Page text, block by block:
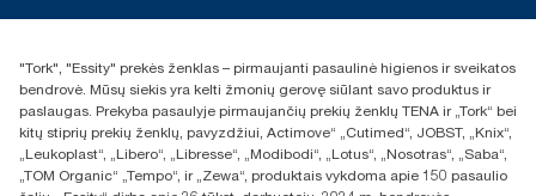
+370 5 268 3455
UAB Essity Lithuania
Naugarduko g. 98
LT-03160 Vilnius, Lietuva
"Tork", "Essity" prekės ženklas – pirmaujanti pasaulinė higienos ir sveikatos
bendrovė. Mūsų siekis yra kelti žmonių gerovę siūlant savo produktus ir
paslaugas. Prekyba pasaulyje pirmaujančių prekių ženklų TENA ir „Tork“ bei
kitų stiprių prekių ženklų, pavyzdžiui, Actimove“ „Cutimed“, JOBST, „Knix“,
„Leukoplast“, „Libero“, „Libresse“, „Modibodi“, „Lotus“, „Nosotras“, „Saba“,
„TOM Organic“ „Tempo“, ir „Zewa“, produktais vykdoma apie 150 pasaulio